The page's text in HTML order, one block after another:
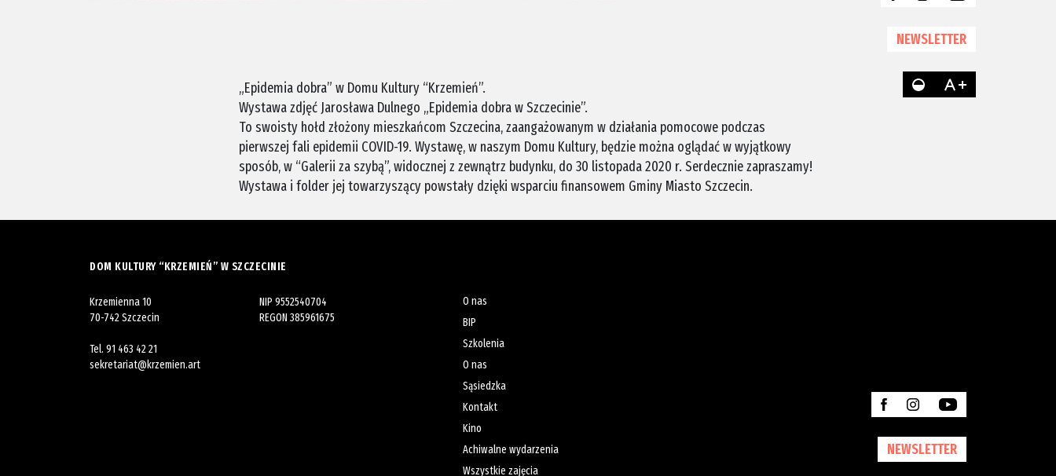
NEWSLETTER
„Epidemia dobra” w Domu Kultury “Krzemień”.
Wystawa zdjęć Jarosława Dulnego „Epidemia dobra w Szczecinie”.
To swoisty hołd złożony mieszkańcom Szczecina, zaangażowanym w działania pomocowe podczas
pierwszej fali epidemii COVID-19. Wystawę, w naszym Domu Kultury, będzie można oglądać w wyjątkowy
sposób, w “Galerii za szybą”, widocznej z zewnątrz budynku, do 30 listopada 2020 r. Serdecznie zapraszamy!
Wystawa i folder jej towarzyszący powstały dzięki wsparciu finansowem Gminy Miasto Szczecin.
DOM KULTURY “KRZEMIEŃ” W SZCZECINIE
Krzemienna 10
70-742 Szczecin
Tel. 91 463 42 21
sekretariat@krzemien.art
NIP 9552540704
REGON 385961675
O nas
BIP
Szkolenia
O nas
Sąsiedzka
Kontakt
Kino
Achiwalne wydarzenia
Wszystkie zajęcia
NEWSLETTER